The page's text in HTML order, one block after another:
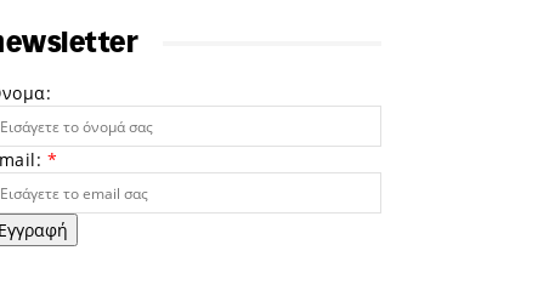
*
Εγγραφή